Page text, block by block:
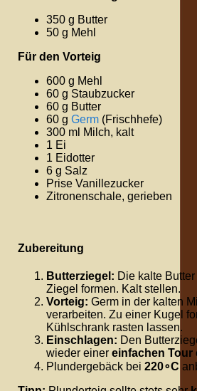
350 g Butter
50 g Mehl
Für den Vorteig
600 g Mehl
60 g Staubzucker
60 g Butter
60 g Germ (Frischhefe)
300 ml Milch, kalt
1 Ei
1 Eidotter
6 g Salz
Prise Vanillezucker
Zitronenschale, gerieben
Zubereitung
Butterziegel: Die kalte
Ziegel formen. Kalt stellen.
Vorteig: Germ in der kalten
verarbeiten. Zu einer Kugel
Kühlschrank rasten lassen.
Einschlagen: Den
wieder einer einfachen Tour
Plundergebäck bei 220∘C